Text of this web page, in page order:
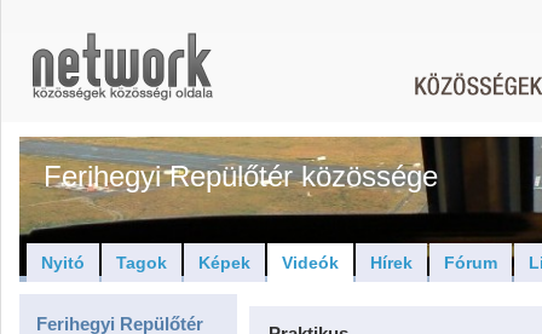
Ferihegyi Repülőtér közössége
Nyitó Tagok Képek Videók Hírek Fórum
Ferihegyi Repülőtér